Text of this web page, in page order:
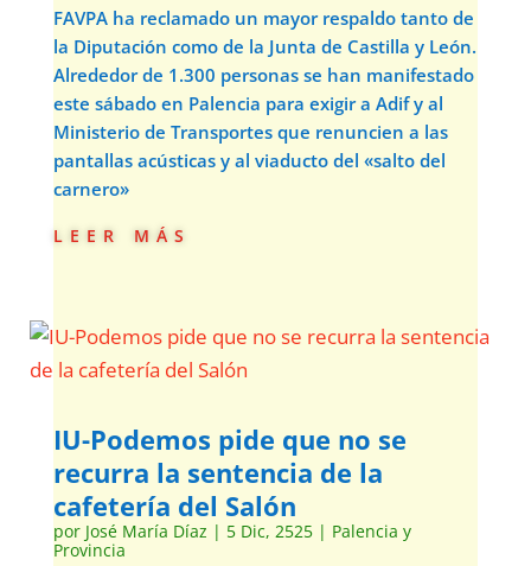
FAVPA ha reclamado un mayor respaldo tanto de
la Diputación como de la Junta de Castilla y León.
Alrededor de 1.300 personas se han manifestado
este sábado en Palencia para exigir a Adif y al
Ministerio de Transportes que renuncien a las
pantallas acústicas y al viaducto del «salto del
carnero»
leer más
IU-Podemos pide que no se
recurra la sentencia de la
cafetería del Salón
por José María Díaz | 5 Dic, 2525| Palencia y
Provincia